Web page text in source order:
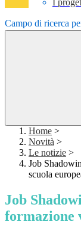
I
Campo di ricerca
Home >
Novità >
Le notizie >
Job
scuola
Job
formazione